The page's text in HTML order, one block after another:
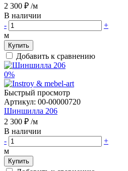
2 300 ₽ /м
В наличии
-
+
м
Купить
Добавить к сравнению
0%
Быстрый просмотр
Артикул: 00-00000720
Шиншилла 206
2 300 ₽ /м
В наличии
-
+
м
Купить